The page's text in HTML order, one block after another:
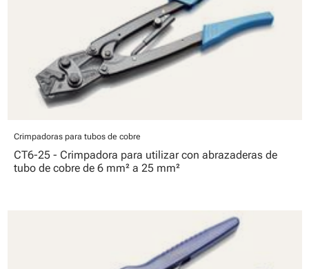
Crimpadoras para tubos de cobre
CT6-25 - Crimpadora para utilizar con abrazaderas de
tubo de cobre de 6 mm² a 25 mm²